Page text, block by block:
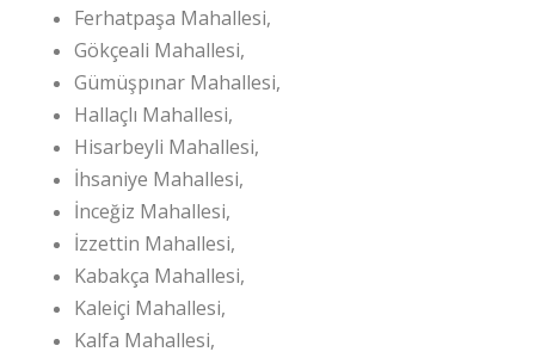
Ferhatpaşa Mahallesi,
Gökçeali Mahallesi,
Gümüşpınar Mahallesi,
Hallaçlı Mahallesi,
Hisarbeyli Mahallesi,
İhsaniye Mahallesi,
İnceğiz Mahallesi,
İzzettin Mahallesi,
Kabakça Mahallesi,
Kaleiçi Mahallesi,
Kalfa Mahallesi,